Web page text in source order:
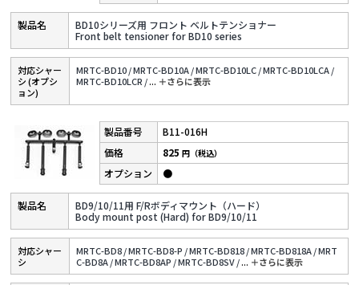
BD10シリーズ用 フロント ベルトテンショナー
Front belt tensioner for BD10 series
対応シャー
シ (オプシ
ョン)
MRTC-BD10 /MRTC-BD10A /MRTC-BD10LC /MRTC-BD10LCA /
MRTC-BD10LCR /... ＋さらに表⽰
B11-016H
BD9/10/11用 F/Rボディマウント（ハード）
Body mount post (Hard) for BD9/10/11
825円（税込）
●
対応シャー
シ
MRTC-BD8 /MRTC-BD8-P /MRTC-BD818 /MRTC-BD818A /MRT
C-BD8A /MRTC-BD8AP /MRTC-BD8SV /... ＋さらに表⽰